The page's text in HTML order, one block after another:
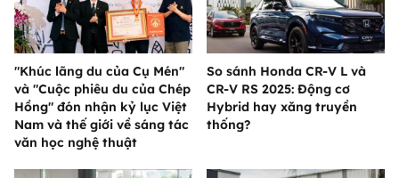
"Khúc lãng du của Cụ Mén"
và "Cuộc phiêu du của Chép
Hồng" đón nhận kỷ lục Việt
Nam và thế giới về sáng tác
văn học nghệ thuật
So sánh Honda CR-V L và
CR-V RS 2025: Động cơ
Hybrid hay xăng truyền
thống?